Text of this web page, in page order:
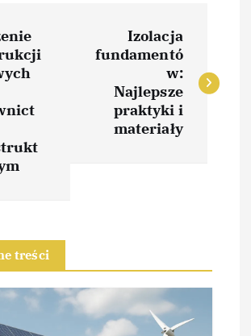
Izolacja
fundamentó
w:
Najlepsze
praktyki i
materiały
treści